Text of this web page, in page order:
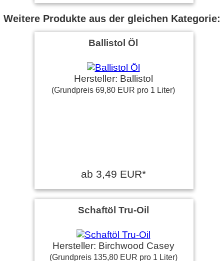
Weitere Produkte aus der gleichen Kategorie:
Ballistol Öl
Hersteller: Ballistol
(Grundpreis 69,80 EUR pro 1 Liter)
ab 3,49 EUR*
Schaftöl Tru-Oil
Hersteller: Birchwood Casey
(Grundpreis 135,80 EUR pro 1 Liter)